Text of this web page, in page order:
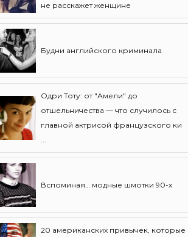
не расскажет женщине
Будни английского криминала
Одри Тоту: от "Амели" до
отшельничества — что случилось с
главной актрисой французского ки
...
Вспоминая… модные шмотки 90-х
20 американских привычек, которые